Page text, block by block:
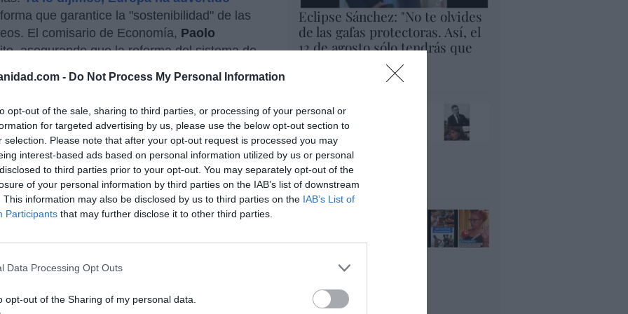
- Do Not Process My Personal Information
opt-out of the sale, sharing to third parties, or processing of your personal or
for targeted advertising by us, please use the below opt-out section to
selection. Please note that after your opt-out request is processed you may
interest-based ads based on personal information utilized by us or personal
to third parties prior to your opt-out. You may separately opt-out of the
of your personal information by third parties on the IAB’s list of downstream
This information may also be disclosed by us to third parties on the IAB’s List of
Participants that may further disclose it to other third parties.
Data Processing Opt Outs
opt-out of the Sharing of my personal data.
que garantice la "sostenibilidad" de las
El comisario de Economía, Paolo
asegurando que la reforma del sistema de
para poder recibir los fondos y que
satisfactoriamente todos los hitos y
parcialmente el pago". Para
lo que todo el mundo ve: el sistema no
aumentar drásticamente y las cuotas
sostener. Y lanza la amenaza: o se toman
a Sánchez, o no hay fondos
que el Gobierno puede volver a engañar
dos ayudantes en camuflar cifras: los
José Luis Escriváy las pensiones se
Ejemplo práctico: el IPC de
Eclipse Sánchez: "No te olvides
de las gafas protectoras. Así, el
12 de agosto sólo tendrás que
Vox pide devolver a los
hijos con sus padres...
y es fascista...el PNV
opina lo mismo... y es
progresista
Redacción
abandonado a su país,
porque Ceuta es
España. Tenemos un
Gobierno en
connivencia con